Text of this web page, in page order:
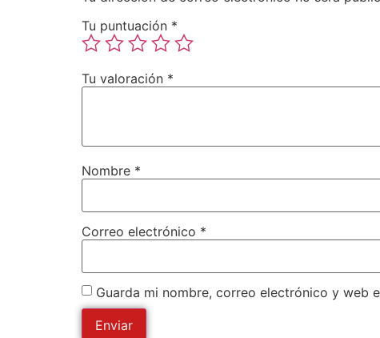
Tu puntuación *
Tu valoración *
Nombre *
Correo electrónico *
Guarda mi nombre, correo electrónico y web